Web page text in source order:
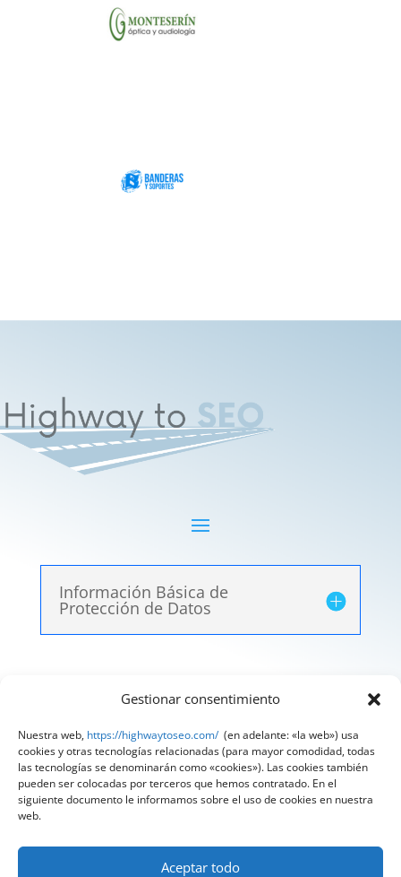
Gestionar consentimiento
Nuestra web, https://highwaytoseo.com/ (en adelante: «la web») usa
cookies y otras tecnologías relacionadas (para mayor comodidad, todas
las tecnologías se denominarán como «cookies»). Las cookies también
pueden ser colocadas por terceros que hemos contratado. En el
siguiente documento le informamos sobre el uso de cookies en nuestra
web.
Aceptar todo
Información Básica de
Protección de Datos
Aviso Legal|Política de Privacidad|
@ 2025 Diseñado porHighWay To Seo | Textos
legales LSSI y RGPD creados porSpain
Compliance«Tu Compliance de confianza»